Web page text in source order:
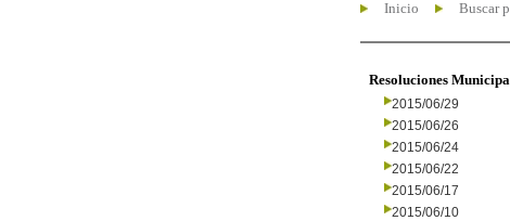
Inicio Buscar
Resoluciones
2015/06/29
2015/06/26
2015/06/24
2015/06/22
2015/06/17
2015/06/10